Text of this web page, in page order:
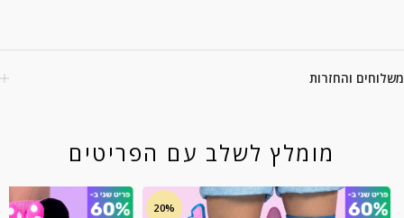
משלוחים והחזרות
מומלץ לשלב עם הפריטים
20%